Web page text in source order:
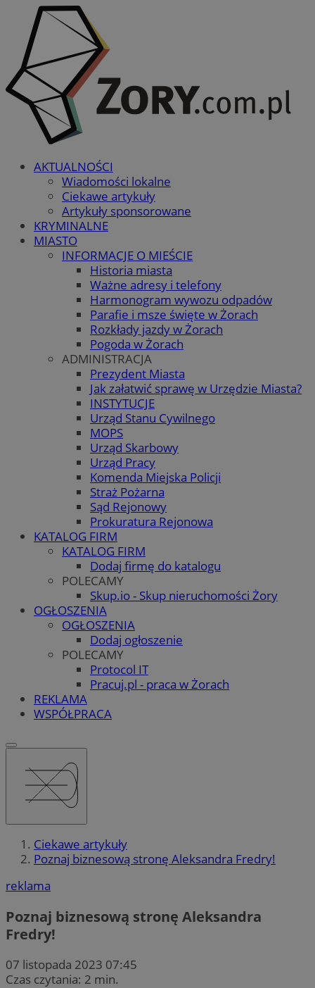
AKTUALNOŚCI
Wiadomości lokalne
Ciekawe artykuły
Artykuły sponsorowane
KRYMINALNE
MIASTO
INFORMACJE O MIEŚCIE
Historia miasta
Ważne adresy i telefony
Harmonogram wywozu odpadów
Parafie i msze święte w Żorach
Rozkłady jazdy w Żorach
Pogoda w Żorach
ADMINISTRACJA
Prezydent Miasta
Jak załatwić sprawę w Urzędzie Miasta?
INSTYTUCJE
Urząd Stanu Cywilnego
MOPS
Urząd Skarbowy
Urząd Pracy
Komenda Miejska Policji
Straż Pożarna
Sąd Rejonowy
Prokuratura Rejonowa
KATALOG FIRM
KATALOG FIRM
Dodaj firmę do katalogu
POLECAMY
Skup.io - Skup nieruchomości Żory
OGŁOSZENIA
OGŁOSZENIA
Dodaj ogłoszenie
POLECAMY
Protocol IT
Pracuj.pl - praca w Żorach
REKLAMA
WSPÓŁPRACA
Ciekawe artykuły
Poznaj biznesową stronę Aleksandra Fredry!
reklama
Poznaj biznesową stronę Aleksandra
Fredry!
07 listopada 2023 07:45
Czas czytania: 2 min.